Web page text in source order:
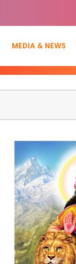
MEDIA & NEWS